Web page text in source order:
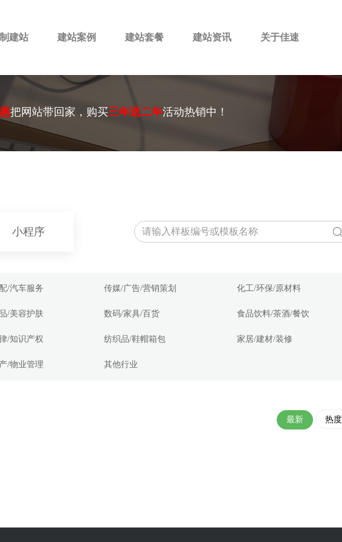
建站 建站案例 建站套餐 建站资讯 关于佳速
把网站带回家，购买三年送二年活动热销中！
小程序
/汽车服务 传媒/广告/营销策划 化工/环保/原材料
/美容护肤 数码/家具/百货 食品饮料/茶酒/餐饮
/知识产权 纺织品/鞋帽箱包 家居/建材/装修
/物业管理 其他行业
最新 热度